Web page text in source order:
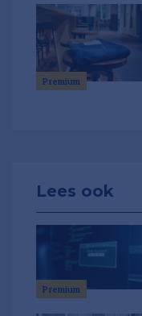
Premium
Lees ook
Premium